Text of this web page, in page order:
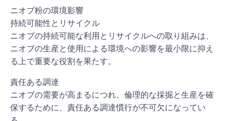
ニオブ粉の環境影響
持続可能性とリサイクル
ニオブの持続可能な利用とリサイクルへの取り組みは、
ニオブの生産と使用による環境への影響を最小限に抑え
る上で重要な役割を果たす。
責任ある調達
ニオブの需要が高まるにつれ、倫理的な採掘と生産を確
保するために、責任ある調達慣行が不可欠になってい